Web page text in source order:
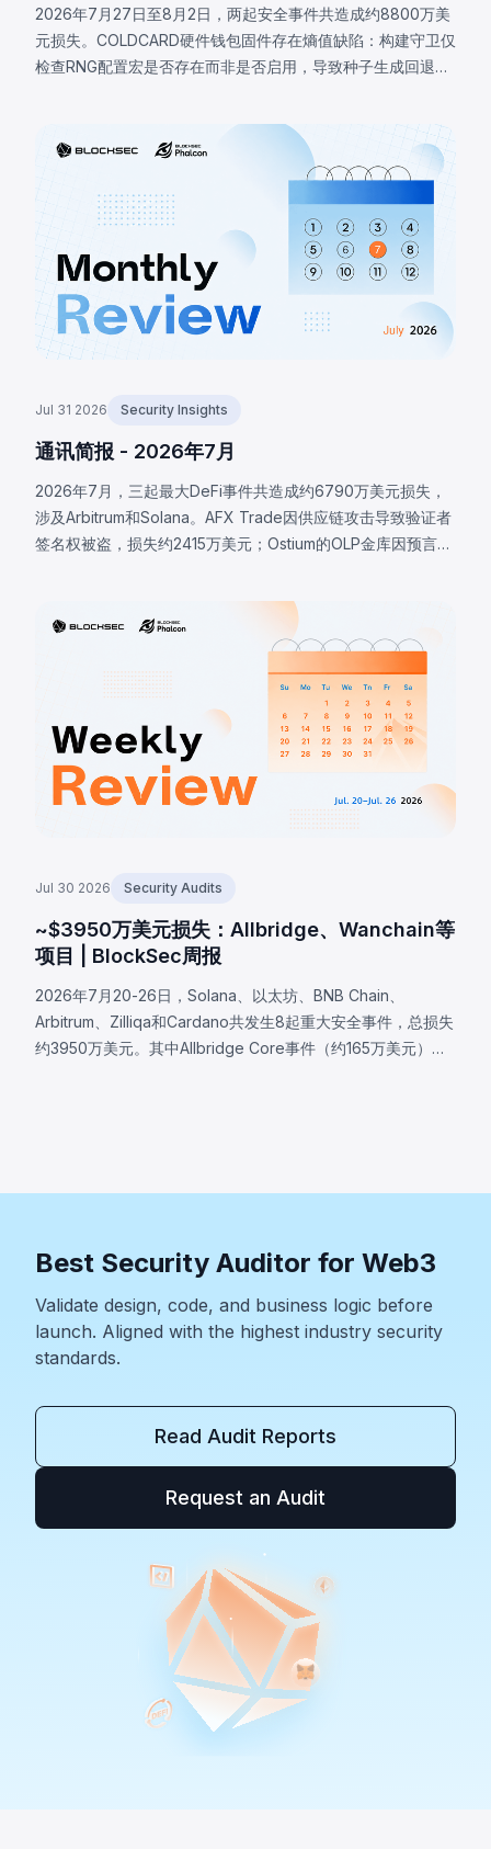
2026年7月27日至8月2日，两起安全事件共造成约8800万美
元损失。COLDCARD硬件钱包固件存在熵值缺陷：构建守卫仅
检查RNG配置宏是否存在而非是否启用，导致种子生成回退至
辑漏洞损失约57.8万美元，攻击者触发特权函数`recycle()`，
从PancakeSwap V2池提取LULA并重置储备，耗尽流动性。
Jul 31 2026 Security Insights
通讯简报 - 2026年7月
2026年7月，三起最大DeFi事件共造成约6790万美元损失，
涉及Arbitrum和Solana。AFX Trade因供应链攻击导致验证者
签名权被盗，损失约2415万美元；Ostium的OLP金库因预言机
国库转账提案，损失约2000万美元。三起事件均表明协议安
Jul 30 2026 Security Audits
~$3950万美元损失：Allbridge、Wanchain等
项目 | BlockSec周报
2026年7月20-26日，Solana、以太坊、BNB Chain、
Arbitrum、Zilliqa和Cardano共发生8起重大安全事件，总损失
约3950万美元。其中Allbridge Core事件（约165万美元）暴
Best Security Auditor for Web3
Validate design, code, and business logic before
launch. Aligned with the highest industry security
standards.
Read Audit Reports
Request an Audit